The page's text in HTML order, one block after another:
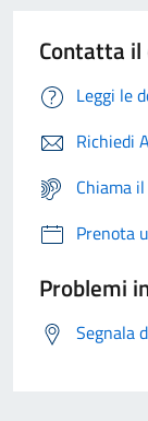
Contatta il
Leggi le
Richiedi
Chiama
Prenota
Problemi
Segnala